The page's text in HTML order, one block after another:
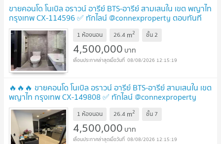
ขายคอนโด โนเบิล อราวน์ อารีย์ BTS-อารีย์ สามเสนใน เขต พญาไท
กรุงเทพ CX-114596 ✅ ทักไลน์ @connexproperty ตอบทันที
ทีมงานมืออาชีพ ✅
1 ห้องนอน 26.4 m2 ชั้น2
4,500,000 บาท
08/08/2026 12:15:19
🔥🔥🔥 ขายคอนโด โนเบิล อราวน์ อารีย์ BTS-อารีย์ สามเสนใน เขต
พญาไท กรุงเทพ CX-149808 ✅ ทักไลน์ @connexproperty
ตอบทันที ทีมงานมืออาชีพ ✅ 🔥🔥🔥
1 ห้องนอน 26.4 m2 ชั้น 7
4,500,000 บาท
08/08/2026 12:15:19